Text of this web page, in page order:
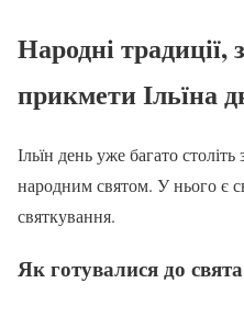
Народні традиції,
прикмети Ільїна
Ільїн день уже багато
народним святом. У нього є
святкування.
Як готувалися до свята